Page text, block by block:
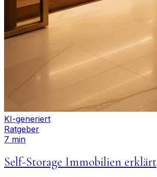
KI-generiert
Ratgeber
7 min
Self-Storage Immobilien erklärt